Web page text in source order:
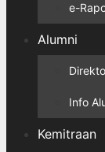
e-
Alumni
Info
Kemitraan